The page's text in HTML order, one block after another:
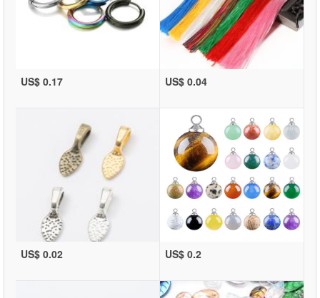
US$ 0.17 US$ 0.04
US$ 0.02 US$ 0.2